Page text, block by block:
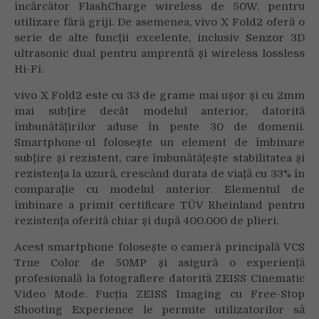
încărcător FlashCharge wireless de 50W, pentru
utilizare fără griji. De asemenea, vivo X Fold2 oferă o
serie de alte funcţii excelente, inclusiv Senzor 3D
ultrasonic dual pentru amprentă şi wireless lossless
Hi-Fi.
vivo X Fold2 este cu 33 de grame mai uşor şi cu 2mm
mai subţire decât modelul anterior, datorită
îmbunătăţirilor aduse în peste 30 de domenii.
Smartphone-ul foloseşte un element de îmbinare
subţire şi rezistent, care îmbunătăţeşte stabilitatea şi
rezistenţa la uzură, crescând durata de viaţă cu 33% în
comparaţie cu modelul anterior. Elementul de
îmbinare a primit certificare TÜV Rheinland pentru
rezistenţa oferită chiar şi după 400.000 de plieri.
Acest smartphone foloseşte o cameră principală VCS
True Color de 50MP şi asigură o experienţă
profesională la fotografiere datorită ZEISS Cinematic
Video Mode. Fucția ZEISS Imaging cu Free-Stop
Shooting Experience le permite utilizatorilor să